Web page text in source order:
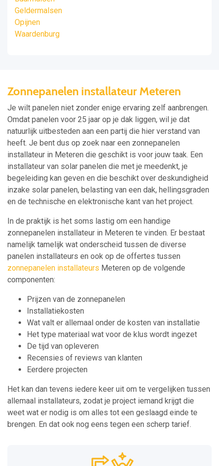
Geldermalsen
Opijnen
Waardenburg
Zonnepanelen installateur Meteren
Je wilt panelen niet zonder enige ervaring zelf aanbrengen.
Omdat panelen voor 25 jaar op je dak liggen, wil je dat
natuurlijk uitbesteden aan een partij die hier verstand van
heeft. Je bent dus op zoek naar een zonnepanelen
installateur in Meteren die geschikt is voor jouw taak. Een
installateur van solar panelen die met je meedenkt, je
begeleiding kan geven en die beschikt over deskundigheid
inzake solar panelen, belasting van een dak, hellingsgraden
en de technische en elektronische kant van het project.
In de praktijk is het soms lastig om een handige
zonnepanelen installateur in Meteren te vinden. Er bestaat
namelijk tamelijk wat onderscheid tussen de diverse
panelen installateurs en ook op de offertes tussen
zonnepanelen installateurs Meteren op de volgende
componenten:
Prijzen van de zonnepanelen
Installatiekosten
Wat valt er allemaal onder de kosten van installatie
Het type materiaal wat voor de klus wordt ingezet
De tijd van opleveren
Recensies of reviews van klanten
Eerdere projecten
Het kan dan tevens iedere keer uit om te vergelijken tussen
allemaal installateurs, zodat je project iemand krijgt die
weet wat er nodig is om alles tot een geslaagd einde te
brengen. En dat ook nog eens tegen een scherp tarief.